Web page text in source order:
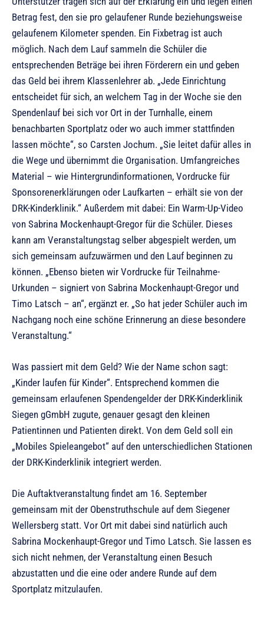
Betrag fest, den sie pro gelaufener Runde beziehungsweise
gelaufenem Kilometer spenden. Ein Fixbetrag ist auch
möglich. Nach dem Lauf sammeln die Schüler die
entsprechenden Beträge bei ihren Förderern ein und geben
das Geld bei ihrem Klassenlehrer ab. „Jede Einrichtung
entscheidet für sich, an welchem Tag in der Woche sie den
Spendenlauf bei sich vor Ort in der Turnhalle, einem
benachbarten Sportplatz oder wo auch immer stattfinden
lassen möchte“, so Carsten Jochum. „Sie leitet dafür alles in
die Wege und übernimmt die Organisation. Umfangreiches
Material – wie Hintergrundinformationen, Vordrucke für
Sponsorenerklärungen oder Laufkarten – erhält sie von der
DRK-Kinderklinik.“ Außerdem mit dabei: Ein Warm-Up-Video
von Sabrina Mockenhaupt-Gregor für die Schüler. Dieses
kann am Veranstaltungstag selber abgespielt werden, um
sich gemeinsam aufzuwärmen und den Lauf beginnen zu
können. „Ebenso bieten wir Vordrucke für Teilnahme-
Urkunden – signiert von Sabrina Mockenhaupt-Gregor und
Timo Latsch – an“, ergänzt er. „So hat jeder Schüler auch im
Nachgang noch eine schöne Erinnerung an diese besondere
Veranstaltung.“
Was passiert mit dem Geld? Wie der Name schon sagt:
„Kinder laufen für Kinder“. Entsprechend kommen die
gemeinsam erlaufenen Spendengelder der DRK-Kinderklinik
Siegen gGmbH zugute, genauer gesagt den kleinen
Patientinnen und Patienten direkt. Von dem Geld soll ein
„Mobiles Spieleangebot“ auf den unterschiedlichen Stationen
der DRK-Kinderklinik integriert werden.
Die Auftaktveranstaltung findet am 16. September
gemeinsam mit der Obenstruthschule auf dem Siegener
Wellersberg statt. Vor Ort mit dabei sind natürlich auch
Sabrina Mockenhaupt-Gregor und Timo Latsch. Sie lassen es
sich nicht nehmen, der Veranstaltung einen Besuch
abzustatten und die eine oder andere Runde auf dem
Sportplatz mitzulaufen.